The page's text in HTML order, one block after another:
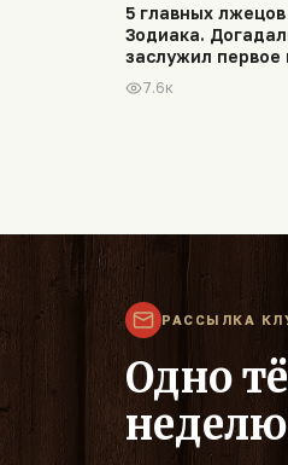
5 главных
Зодиака.
заслужил первое
7.6к
РАССЫЛКА
Одно
неделю